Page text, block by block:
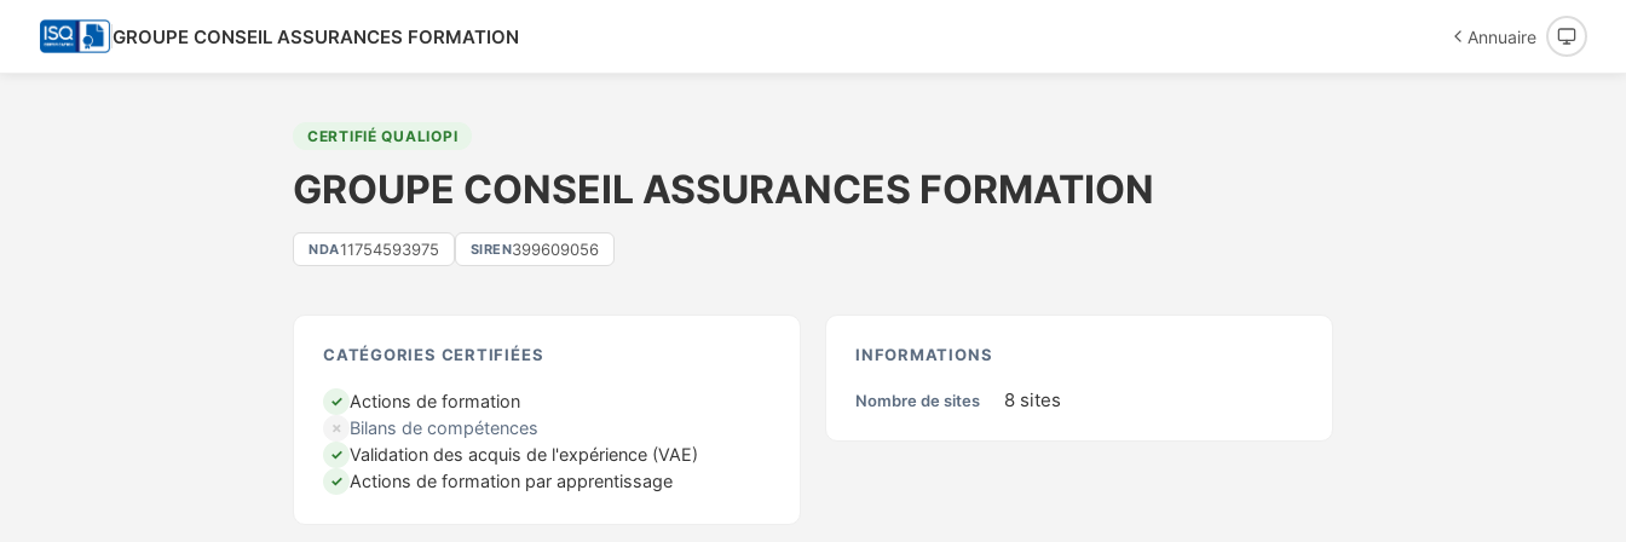
GROUPE CONSEIL ASSURANCES FORMATION Annuaire
CERTIFIÉ QUALIOPI
GROUPE CONSEIL ASSURANCES FORMATION
NDA11754593975 SIREN399609056
CATÉGORIES CERTIFIÉES
✓ Actions de formation
✗ Bilans de compétences
✓ Validation des acquis de l'expérience (VAE)
✓ Actions de formation par apprentissage
INFORMATIONS
Nombre de sites 8 sites